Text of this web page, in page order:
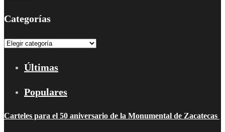
Categorías
Categorías
Últimas
Populares
Carteles para el 50 aniversario de la Monumental de Zacatecas